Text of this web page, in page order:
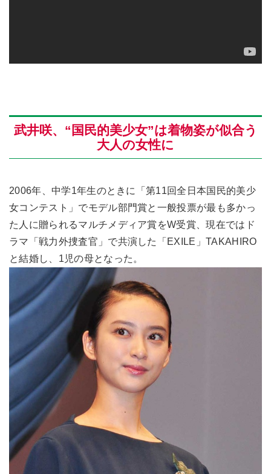
武井咲、“国民的美少女”は着物姿が似合う
大人の女性に
2006年、中学1年生のときに「第11回全日本国民的美少
女コンテスト」でモデル部門賞と一般投票が最も多かっ
た人に贈られるマルチメディア賞をW受賞、現在ではド
ラマ「戦力外捜査官」で共演した「EXILE」TAKAHIRO
と結婚し、1児の母となった。